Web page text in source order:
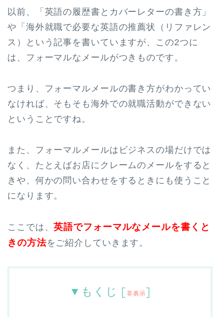
以前、「英語の履歴書とカバーレターの書き方」
や「海外就職で必要な英語の推薦状（リファレン
ス）という記事を書いていますが、この2つに
は、フォーマルなメールがつきものです。
つまり、フォーマルメールの書き方がわかってい
なければ、そもそも海外での就職活動ができない
ということですね。
また、フォーマルメールはビジネスの場だけでは
なく、たとえばお店にクレームのメールをすると
きや、何かの問い合わせをするときにも使うこと
になります。
ここでは、英語でフォーマルなメールを書くと
きの方法をご紹介していきます。
▼もくじ [ 非表示]